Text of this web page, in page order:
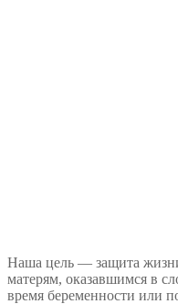
Наша цель — защита
матерям, оказавшимся в
время беременности или